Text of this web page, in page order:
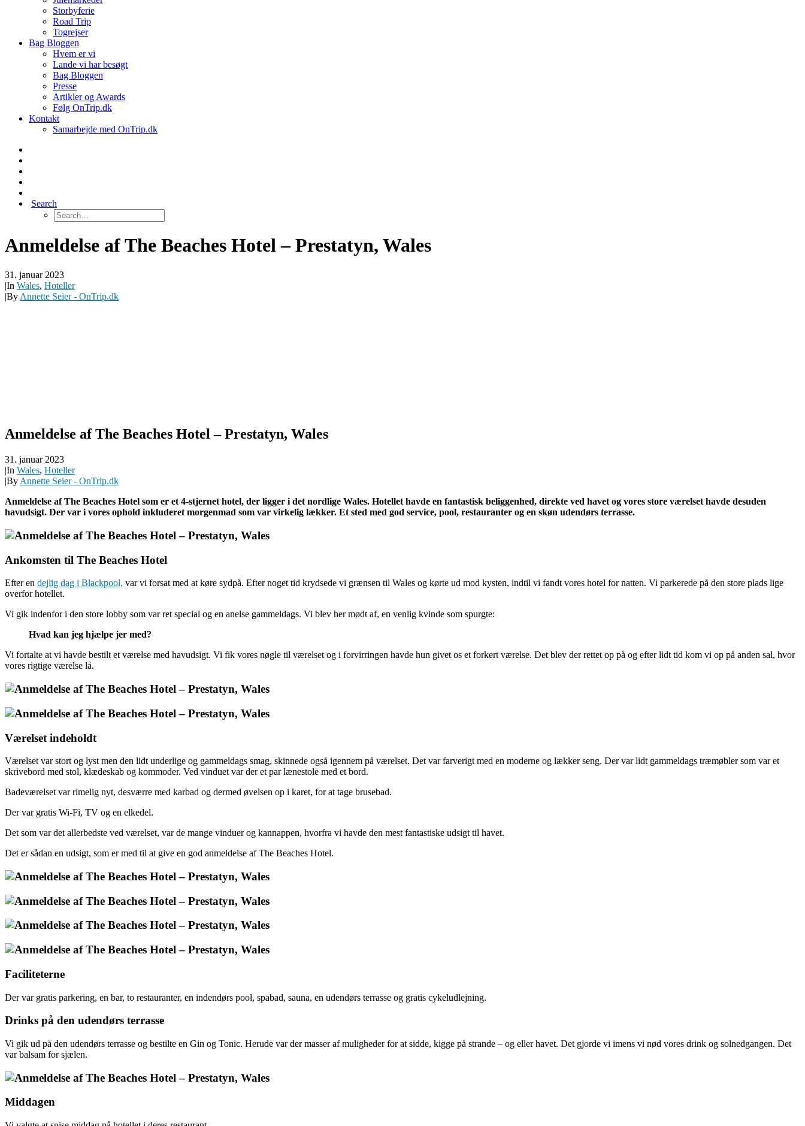
Storbyferie
Road Trip
Togrejser
Bag Bloggen
Hvem er vi
Lande vi har besøgt
Bag Bloggen
Presse
Artikler og Awards
Følg OnTrip.dk
Kontakt
Samarbejde med OnTrip.dk
Search
Anmeldelse af The Beaches Hotel – Prestatyn, Wales
31. januar 2023
|In Wales, Hoteller
|By Annette Seier - OnTrip.dk
Anmeldelse af The Beaches Hotel – Prestatyn, Wales
31. januar 2023
|In Wales, Hoteller
|By Annette Seier - OnTrip.dk
Anmeldelse af The Beaches Hotel som er et 4-stjernet hotel, der ligger i det nordlige Wales. Hotellet havde en fantastisk beliggenhed, direkte ved havet og vores store værelset havde desuden
havudsigt. Der var i vores ophold inkluderet morgenmad som var virkelig lækker. Et sted med god service, pool, restauranter og en skøn udendørs terrasse.
Ankomsten til The Beaches Hotel
Efter en dejlig dag i Blackpool, var vi forsat med at køre sydpå. Efter noget tid krydsede vi grænsen til Wales og kørte ud mod kysten, indtil vi fandt vores hotel for natten. Vi parkerede på den store plads lige
overfor hotellet.
Vi gik indenfor i den store lobby som var ret special og en anelse gammeldags. Vi blev her mødt af, en venlig kvinde som spurgte:
Hvad kan jeg hjælpe jer med?
Vi fortalte at vi havde bestilt et værelse med havudsigt. Vi fik vores nøgle til værelset og i forvirringen havde hun givet os et forkert værelse. Det blev der rettet op på og efter lidt tid kom vi op på anden sal, hvor
vores rigtige værelse lå.
Værelset indeholdt
Værelset var stort og lyst men den lidt underlige og gammeldags smag, skinnede også igennem på værelset. Det var farverigt med en moderne og lækker seng. Der var lidt gammeldags træmøbler som var et
skrivebord med stol, klædeskab og kommoder. Ved vinduet var der et par lænestole med et bord.
Badeværelset var rimelig nyt, desværre med karbad og dermed øvelsen op i karet, for at tage brusebad.
Der var gratis Wi-Fi, TV og en elkedel.
Det som var det allerbedste ved værelset, var de mange vinduer og kannappen, hvorfra vi havde den mest fantastiske udsigt til havet.
Det er sådan en udsigt, som er med til at give en god anmeldelse af The Beaches Hotel.
Faciliteterne
Der var gratis parkering, en bar, to restauranter, en indendørs pool, spabad, sauna, en udendørs terrasse og gratis cykeludlejning.
Drinks på den udendørs terrasse
Vi gik ud på den udendørs terrasse og bestilte en Gin og Tonic. Herude var der masser af muligheder for at sidde, kigge på strande – og eller havet. Det gjorde vi imens vi nød vores drink og solnedgangen. Det
var balsam for sjælen.
Middagen